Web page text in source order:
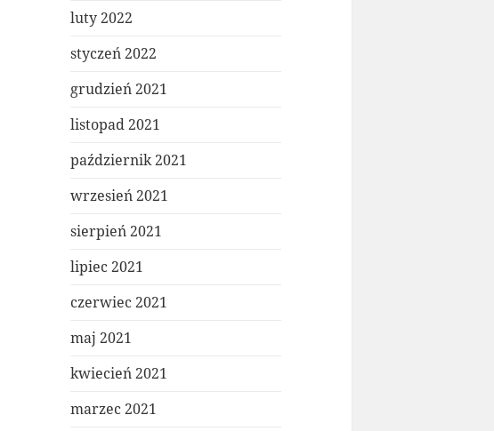
luty 2022
styczeń 2022
grudzień 2021
listopad 2021
październik 2021
wrzesień 2021
sierpień 2021
lipiec 2021
czerwiec 2021
maj 2021
kwiecień 2021
marzec 2021